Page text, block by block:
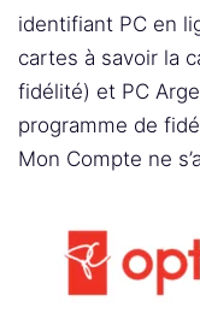
identifiant PC en
cartes à savoir la
fidélité) et PC
programme de
Mon Compte ne